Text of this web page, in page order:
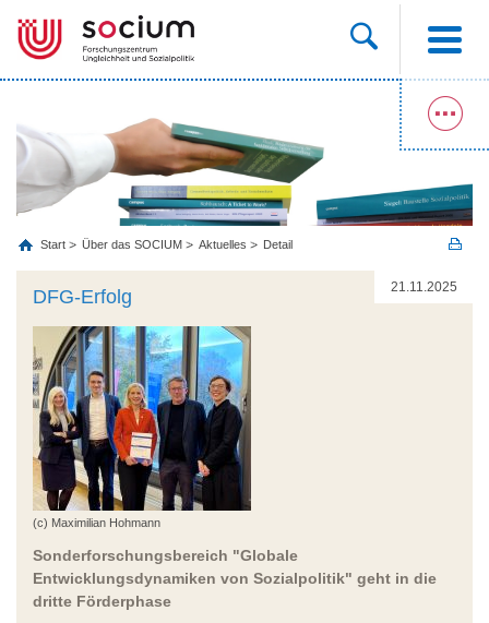
Start Über das SOCIUM Aktuelles Detail
21.11.2025
DFG-Erfolg
(c) Maximilian Hohmann
Sonderforschungsbereich "Globale
Entwicklungsdynamiken von Sozialpolitik" geht in die
dritte Förderphase